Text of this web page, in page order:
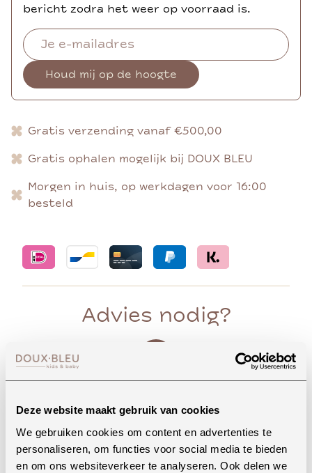
Deze website maakt gebruik van cookies
We gebruiken cookies om content en advertenties te
personaliseren, om functies voor social media te bieden
en om ons websiteverkeer te analyseren. Ook delen we
bericht zodra het weer op voorraad is.
Houd mij op de hoogte
Gratis verzending vanaf €500,00
Gratis ophalen mogelijk bij DOUX BLEU
Morgen in huis, op werkdagen voor 16:00
besteld
Advies nodig?
Onze winkel in Uden